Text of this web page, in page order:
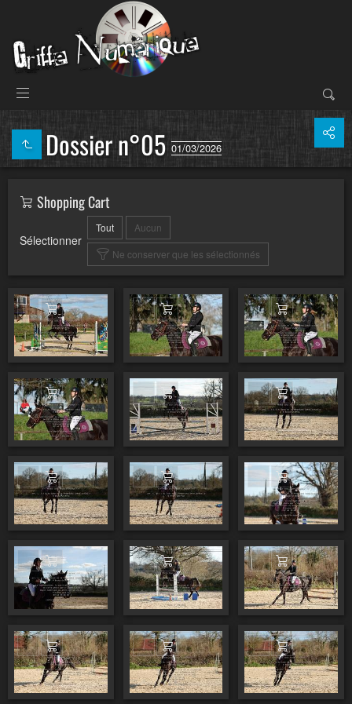
Dossier n°05 01/03/2026
Shopping Cart
Sélectionner
Tout
Aucun
Ne conserver que les sélectionnés
Ajouter au panier Ajouter au panier Ajouter au
Ajouter au panier Ajouter au panier Ajouter au
Ajouter au panier Ajouter au panier Ajouter au
Ajouter au panier Ajouter au panier Ajouter au
Ajouter au panier Ajouter au panier Ajouter au